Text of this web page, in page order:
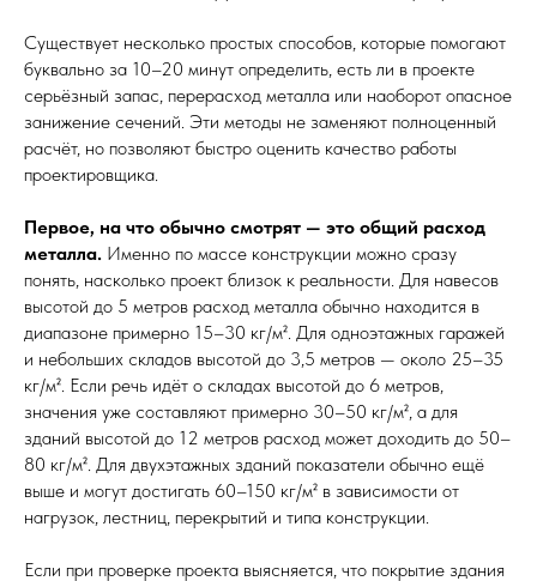
Существует несколько простых способов, которые помогают
буквально за 10–20 минут определить, есть ли в проекте
серьёзный запас, перерасход металла или наоборот опасное
занижение сечений. Эти методы не заменяют полноценный
расчёт, но позволяют быстро оценить качество работы
проектировщика.
Первое, на что обычно смотрят — это общий расход
металла. Именно по массе конструкции можно сразу
понять, насколько проект близок к реальности. Для навесов
высотой до 5 метров расход металла обычно находится в
диапазоне примерно 15–30 кг/м². Для одноэтажных гаражей
и небольших складов высотой до 3,5 метров — около 25–35
кг/м². Если речь идёт о складах высотой до 6 метров,
значения уже составляют примерно 30–50 кг/м², а для
зданий высотой до 12 метров расход может доходить до 50–
80 кг/м². Для двухэтажных зданий показатели обычно ещё
выше и могут достигать 60–150 кг/м² в зависимости от
нагрузок, лестниц, перекрытий и типа конструкции.
Если при проверке проекта выясняется, что покрытие здания